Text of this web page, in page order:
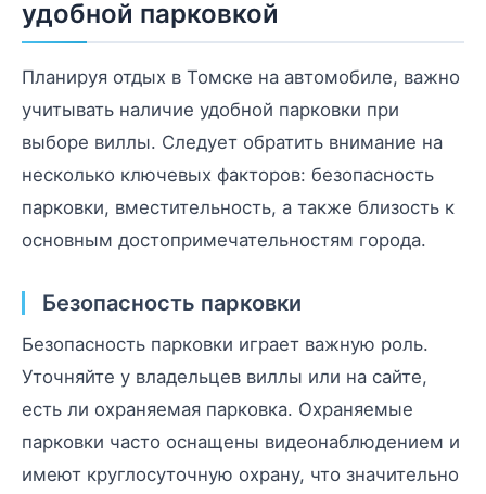
удобной парковкой
Планируя отдых в Томске на автомобиле, важно
учитывать наличие удобной парковки при
выборе виллы. Следует обратить внимание на
несколько ключевых факторов: безопасность
парковки, вместительность, а также близость к
основным достопримечательностям города.
Безопасность парковки
Безопасность парковки играет важную роль.
Уточняйте у владельцев виллы или на сайте,
есть ли охраняемая парковка. Охраняемые
парковки часто оснащены видеонаблюдением и
имеют круглосуточную охрану, что значительно